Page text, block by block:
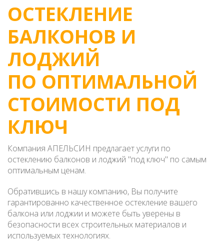
ОСТЕКЛЕНИЕ
БАЛКОНОВ И
ЛОДЖИЙ
ПО ОПТИМАЛЬНОЙ
СТОИМОСТИ ПОД
КЛЮЧ
Компания АПЕЛЬСИН предлагает услуги по
остеклению балконов и лоджий "под ключ" по самым
оптимальным ценам.
Обратившись в нашу компанию, Вы получите
гарантированно качественное остекление вашего
балкона или лоджии и можете быть уверены в
безопасности всех строительных материалов и
используемых технологиях.